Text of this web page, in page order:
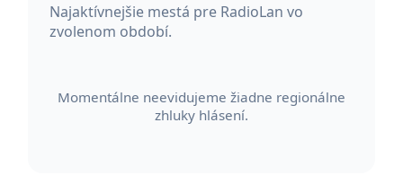
Najaktívnejšie mestá pre RadioLan vo
zvolenom období.
Momentálne neevidujeme žiadne regionálne
zhluky hlásení.